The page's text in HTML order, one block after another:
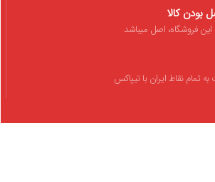
بودن کالا
این فروشگاه، اصل میباشد
تمام نقاط ایران با تیپاکس